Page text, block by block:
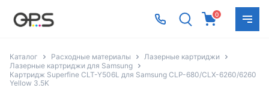
0
Каталог Расходные материалы
Лазерные картриджи
Лазерные картриджи для Samsung
Картридж Superfine CLT-Y506L для Samsung CLP-680/CLX-6260/6260
Yellow 3.5K